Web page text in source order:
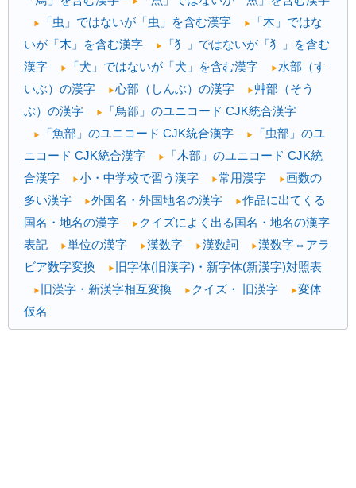
▶
▶ 「虫」ではないが「虫」を含む漢字 ▶
「木」ではな
いが「木」を含む漢字
▶
「犭」ではないが「犭」を含む
漢字
▶ 「犬」ではないが「犬」を含む漢字 ▶水部（す
いぶ）の漢字
▶心部（しんぶ）の漢字 ▶ 艸部（そう
ぶ）の漢字
▶ 「鳥部」のユニコード CJK統合漢字
▶ 「魚部」のユニコード CJK統合漢字 ▶
「虫部」のユ
ニコード CJK統合漢字
▶
「木部」のユニコード CJK統
合漢字
▶小・中学校で習う漢字 ▶ 常用漢字 ▶ 画数の
多い漢字
▶外国名・外国地名の漢字 ▶作品に出てくる
国名・地名の漢字
▶ クイズによく出る国名・地名の漢字
表記
▶単位の漢字 ▶ 漢数字 ▶ 漢数詞 ▶ 漢数字⇔アラ
ビア数字変換
▶ 旧字体(旧漢字)・新字体(新漢字)対照表
▶ 旧漢字・新漢字相互変換 ▶ クイズ・ 旧漢字 ▶ 変体
仮名